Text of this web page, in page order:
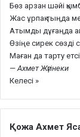
Бөз арзан шәйі
Жас ұрпақ тыңда
Атымды дұғаңда
Өзіңе сирек сөзді
Маған да тарту
— Ахмет Жүгінеки
Келесі »
Қожа Ахмет